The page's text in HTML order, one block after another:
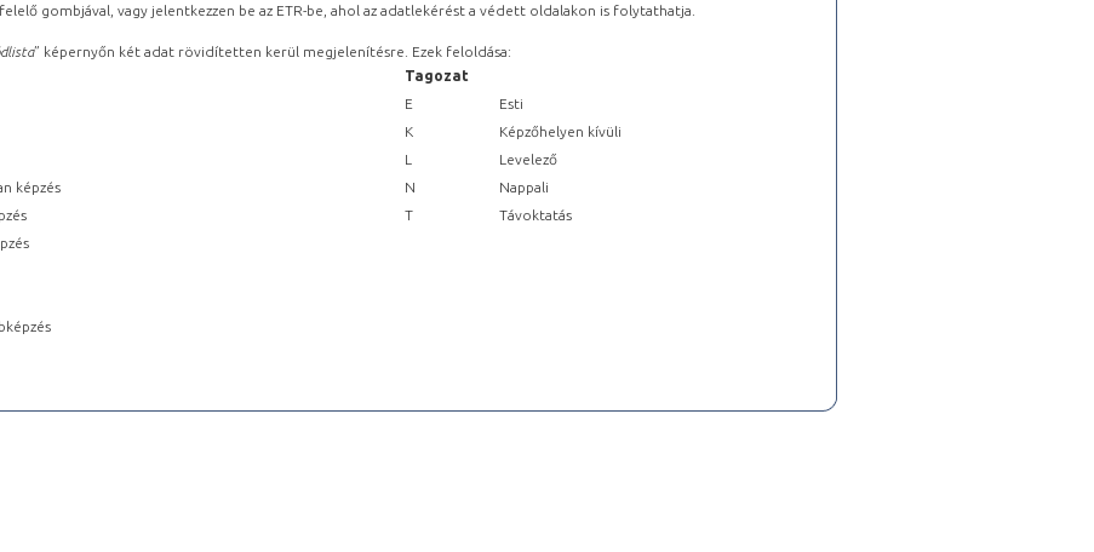
gombjával, vagy jelentkezzen be az ETR-be, ahol az adatlekérést a védett oldalakon is folytathatja.
” képernyőn két adat rövidítetten kerül megjelenítésre. Ezek feloldása:
Tagozat
E
Esti
K
Képzőhelyen kívüli
L
Levelező
képzés N
Nappali
T
Távoktatás